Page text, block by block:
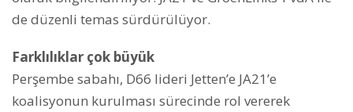
de düzenli temas sürdürülüyor.
Farklılıklar çok büyük
Perşembe sabahı, D66 lideri Jetten’e JA21’e
koalisyonun kurulması sürecinde rol vererek